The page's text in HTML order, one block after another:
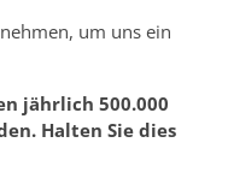
um uns ein
jährlich 500.000
Halten Sie dies